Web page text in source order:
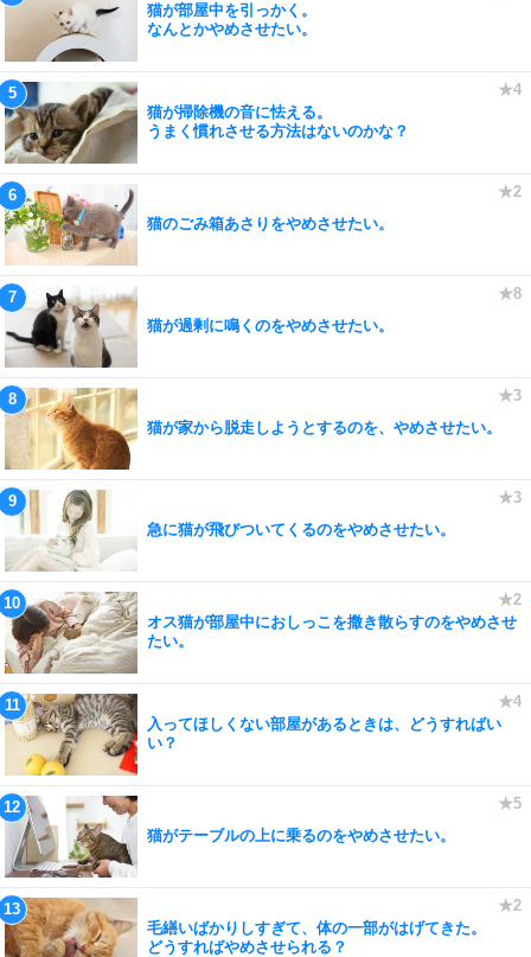
猫が部屋中を引っかく。
なんとかやめさせたい。
猫が掃除機の音に怯える。
うまく慣れさせる方法はないのかな？
猫のごみ箱あさりをやめさせたい。
猫が過剰に鳴くのをやめさせたい。
猫が家から脱走しようとするのを、やめさせたい。
急に猫が飛びついてくるのをやめさせたい。
オス猫が部屋中におしっこを撒き散らすのをやめさせ
たい。
入ってほしくない部屋があるときは、どうすればい
い？
猫がテーブルの上に乗るのをやめさせたい。
毛繕いばかりしすぎて、体の一部がはげてきた。
どうすればやめさせられる？